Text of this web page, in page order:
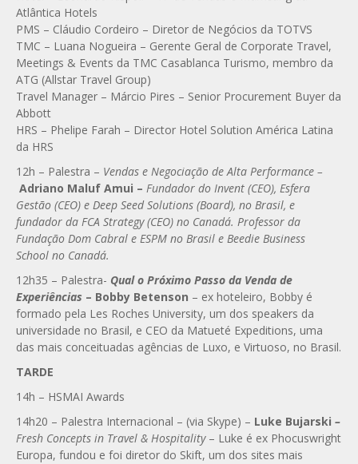
Atlântica Hotels
PMS – Cláudio Cordeiro – Diretor de Negócios da TOTVS
TMC – Luana Nogueira – Gerente Geral de Corporate Travel,
Meetings & Events da TMC Casablanca Turismo, membro da
ATG (Allstar Travel Group)
Travel Manager – Márcio Pires – Senior Procurement Buyer da
Abbott
HRS – Phelipe Farah – Director Hotel Solution América Latina
da HRS
12h – Palestra – Vendas e Negociação de Alta Performance –
Adriano Maluf Amui – Fundador do Invent (CEO), Esfera
Gestão (CEO) e Deep Seed Solutions (Board), no Brasil, e
fundador da FCA Strategy (CEO) no Canadá. Professor da
Fundação Dom Cabral e ESPM no Brasil e Beedie Business
School no Canadá.
12h35 – Palestra- Qual o Próximo Passo da Venda de
Experiências – Bobby Betenson – ex hoteleiro, Bobby é
formado pela Les Roches University, um dos speakers da
universidade no Brasil, e CEO da Matueté Expeditions, uma
das mais conceituadas agências de Luxo, e Virtuoso, no Brasil.
TARDE
14h – HSMAI Awards
14h20 – Palestra Internacional – (via Skype) – Luke Bujarski –
Fresh Concepts in Travel & Hospitality– Luke é ex Phocuswright
Europa, fundou e foi diretor do Skift, um dos sites mais